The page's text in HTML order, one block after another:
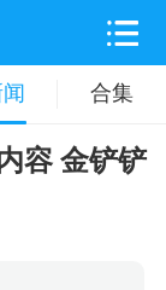
合集
容 金铲铲